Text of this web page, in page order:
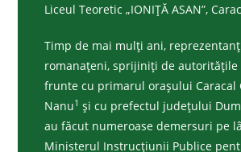
Liceul Teoretic „IONIŢĂ ASAN”,
Timp de mai mulţi ani,
romanaţeni, sprijiniţi de autorităţile
frunte cu primarul oraşului Caracal
Nanu1 şi cu prefectul judeţului
au făcut numeroase demersuri pe
Ministerul Instrucţiunii Publice